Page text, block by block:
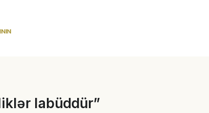
labüddür”